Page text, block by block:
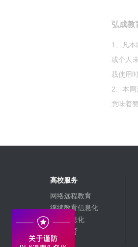
弘成教
1、凡
或个人
载使用
2、本
意味着
高校服务
网络远程教育
继续教育信息化
高校信息化
融合教育